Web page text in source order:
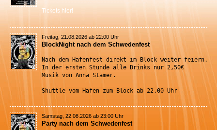
Tickets hier!
Freitag, 21.08.2026 ab 22:00 Uhr
BlockNight nach dem Schwedenfest
Nach dem Hafenfest direkt im Block weiter feiern.
In der ersten Stunde alle Drinks nur 2,50€
Musik von Anna Stamer.
Shuttle vom Hafen zum Block ab 22.00 Uhr
Samstag, 22.08.2026 ab 23:00 Uhr
Party nach dem Schwedenfest